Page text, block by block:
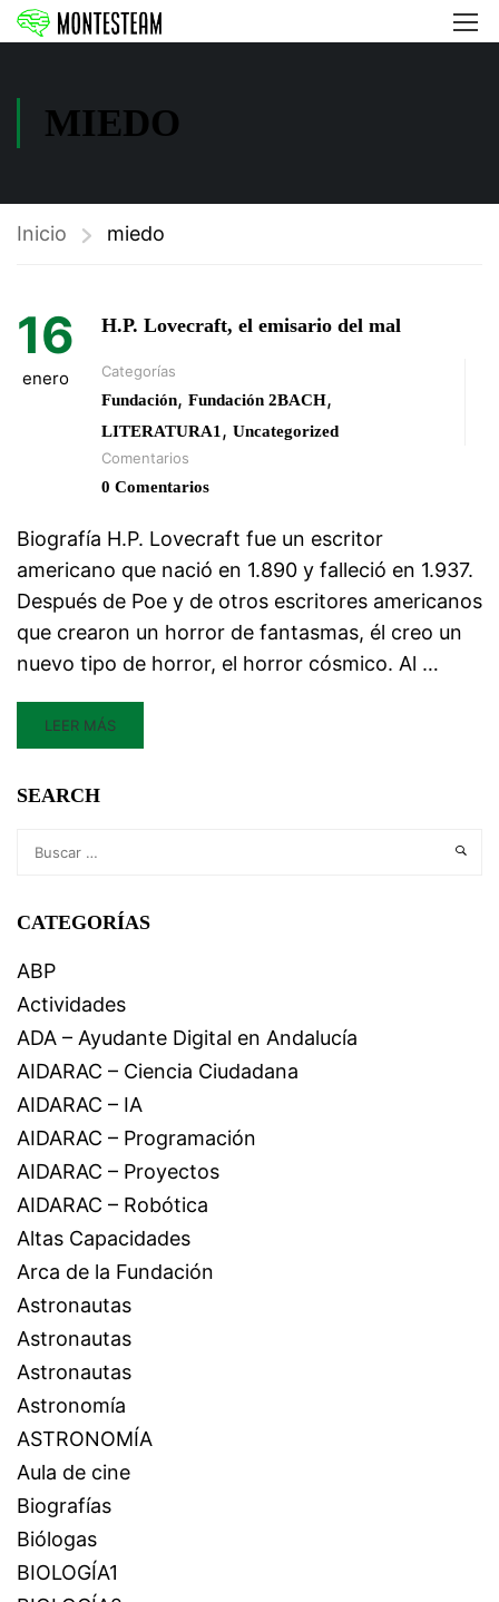
MIEDO
Inicio miedo
16
enero
H.P. Lovecraft, el emisario del mal
Categorías
Fundación, Fundación 2BACH,
LITERATURA1 , Uncategorized
Comentarios
0 Comentarios
Biografía H.P. Lovecraft fue un escritor
americano que nació en 1.890 y falleció en 1.937.
Después de Poe y de otros escritores americanos
que crearon un horror de fantasmas, él creo un
nuevo tipo de horror, el horror cósmico. Al …
LEER MÁS
SEARCH
CATEGORÍAS
ABP
Actividades
ADA – Ayudante Digital en Andalucía
AIDARAC – Ciencia Ciudadana
AIDARAC – IA
AIDARAC – Programación
AIDARAC – Proyectos
AIDARAC – Robótica
Altas Capacidades
Arca de la Fundación
Astronautas
Astronautas
Astronautas
Astronomía
ASTRONOMÍA
Aula de cine
Biografías
Biólogas
BIOLOGÍA1